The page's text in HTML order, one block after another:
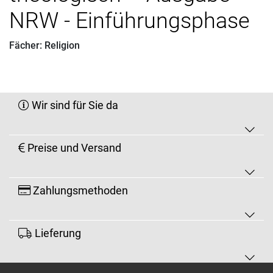
NRW - Einführungsphase
Fächer: Religion
Wir sind für Sie da
Preise und Versand
Zahlungsmethoden
Lieferung